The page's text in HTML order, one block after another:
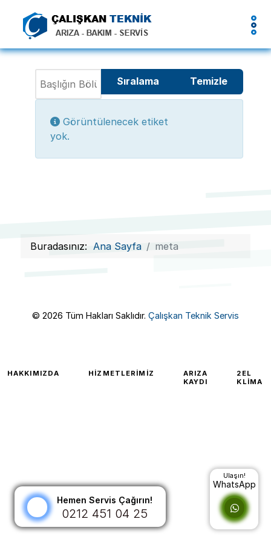
Hemen Servis Çağırın!
0212 451 04 25
Ulaşın!
WhatsApp
Başlığın Bölümünü GirinSıralama Temizle
Bilgi
Görüntülenecek etiket
yok.
Buradasınız: Ana Sayfa meta
© 2026 Tüm Hakları Saklıdır. Çalışkan Teknik Servis
HAKKIMIZDA HIZMETLERIMIZ
ARIZA
KAYDI
2EL
KLIMA